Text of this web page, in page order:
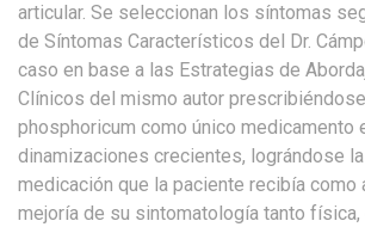
articular. Se seleccionan los síntomas
de Síntomas Característicos del Dr.
caso en base a las Estrategias de
Clínicos del mismo autor
phosphoricum como único medicamento
dinamizaciones crecientes, lográndose
medicación que la paciente recibía como
mejoría de su sintomatología tanto física,